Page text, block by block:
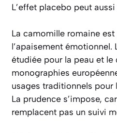
L’effet placebo peut
La camomille romaine
l’apaisement émotionnel.
étudiée pour la peau et
monographies
usages traditionnels pour
La prudence s’impose,
remplacent pas un suivi